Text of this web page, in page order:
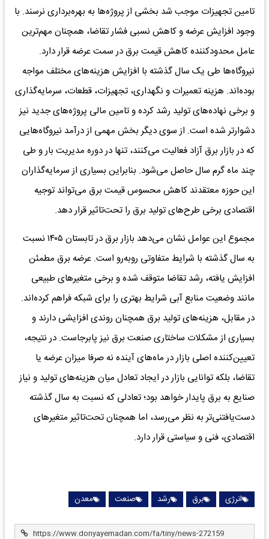
تامین تجهیزات موجب شد بخشی از پروژه‌ها به بهره‌برداری نرسند. با
وجود افزایش عرضه و کاهش نسبی فشار تقاضا، همچنان مهم‌ترین
عامل محدودکننده کاهش قیمت برق در سمت عرضه قرار دارد.
نیروگاه‌ها طی یک سال گذشته با افزایش هزینه‌های مختلف مواجه
بوده‌اند. هزینه تعمیرات و نگهداری، تجهیزات، قطعات، سرمایه‌گذاری
و برخی نهاده‌های تولید رشد کرده و تامین مالی پروژه‌های جدید نیز
دشوارتر شده است. از سوی دیگر بخش مهمی از درآمد نیروگاه‌هایی
که در بازار برق آزاد فعالیت می‌کنند، تنها در دوره مدیریت بار و طی
چند ماه گرم سال حاصل می‌شود. بنابراین بسیاری از سرمایه‌گذاران
این حوزه معتقدند کاهش محسوس قیمت برق می‌تواند توجیه
اقتصادی برخی طرح‌های تولید برق را تحت‌تاثیر قرار دهد.
مجموع این عوامل نشان می‌دهد بازار برق در تابستان ۱۴۰۵ نسبت
به سال گذشته با شرایط متفاوتی روبه‌رو است. عرضه برق مطمئن
افزایش یافته، رشد تقاضا متوقف شده و برخی متغیرهای طبیعی
مانند وضعیت منابع آبی شرایط بهتری را برای شبکه فراهم کرده‌اند.
در مقابل، هزینه‌های تولید برق همچنان روندی افزایشی دارند و
بسیاری از مشکلات ساختاری صنعت برق نیز پابرجاست. در نتیجه،
تعیین‌کننده اصلی بازار در ماه‌های آینده نه صرفا میزان عرضه یا
تقاضا، بلکه توانایی بازار در ایجاد تعادل میان هزینه‌های تولید و نیاز
صنایع به برق پایدار خواهد بود؛ تعادلی که نسبت به سال گذشته
دست‌یافتنی‌تر به نظر می‌رسد، اما همچنان تحت‌تاثیر متغیرهای
اقتصادی، فنی و سیاستی قرار دارد.
انرژی برق رشد صنعت معدن